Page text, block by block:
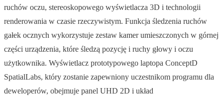
ruchów oczu, stereoskopowego wyświetlacza 3D i technologii
renderowania w czasie rzeczywistym. Funkcja śledzenia ruchów
gałek ocznych wykorzystuje zestaw kamer umieszczonych w górnej
części urządzenia, które śledzą pozycję i ruchy głowy i oczu
użytkownika. Wyświetlacz prototypowego laptopa ConceptD
SpatialLabs, który zostanie zapewniony uczestnikom programu dla
deweloperów, obejmuje panel UHD 2D i układ